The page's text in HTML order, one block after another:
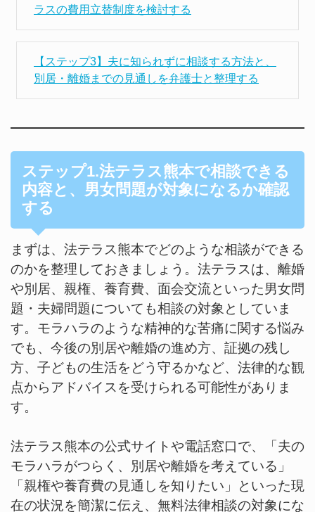
ラスの費用立替制度を検討する
【ステップ3】夫に知られずに相談する方法と、
別居・離婚までの見通しを弁護士と整理する
ステップ1.法テラス熊本で相談できる
内容と、男女問題が対象になるか確認
する
まずは、法テラス熊本でどのような相談ができる
のかを整理しておきましょう。法テラスは、離婚
や別居、親権、養育費、面会交流といった男女問
題・夫婦問題についても相談の対象としていま
す。モラハラのような精神的な苦痛に関する悩み
でも、今後の別居や離婚の進め方、証拠の残し
方、子どもの生活をどう守るかなど、法律的な観
点からアドバイスを受けられる可能性がありま
す。
法テラス熊本の公式サイトや電話窓口で、「夫の
モラハラがつらく、別居や離婚を考えている」
「親権や養育費の見通しを知りたい」といった現
在の状況を簡潔に伝え、無料法律相談の対象にな